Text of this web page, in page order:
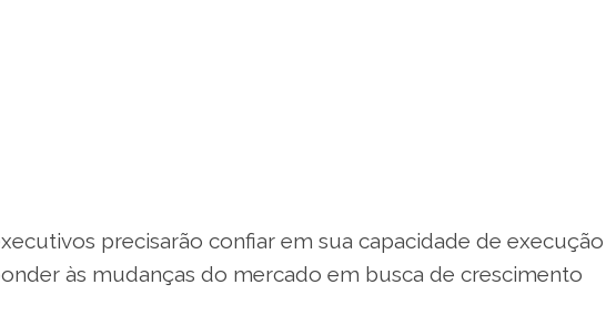
precisarão confiar em sua capacidade de
às mudanças do mercado em busca de crescimento